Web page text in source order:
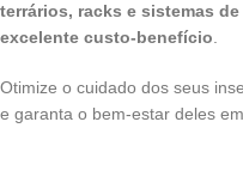
terrários, racks e sistemas
excelente custo-benefício
Otimize o cuidado dos seus
e garanta o bem-estar deles